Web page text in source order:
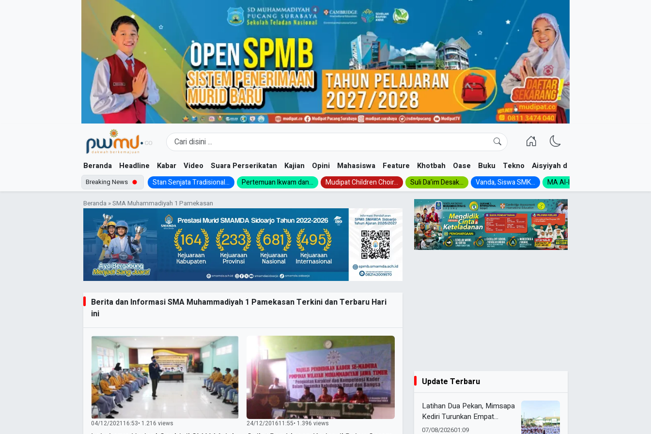
Beranda Headline Kabar Video Suara Perserikatan Kajian Opini Mahasiswa Feature Khotbah Oase Buku Tekno Aisyiyah dan NA
Breaking News Stan Senjata Tradisional... Pertemuan Ikwam dan... Mudipat Children Choir... Suli Da’im Desak... Vanda, Siswa SMK... MA Al-Ishlah Gelar...
Beranda »SMA Muhammadiyah 1 Pamekasan
Berita dan Informasi SMA Muhammadiyah 1 Pamekasan Terkini dan Terbaru Hari
ini
04/12/2021 16:53• 1.216 views 24/12/201611:55• 1.396 views
Update Terbaru
Latihan Dua Pekan, Mimsapa
Kediri Turunkan Empat
Peleton pada LBB HUT Ke-
07/08/202601:09